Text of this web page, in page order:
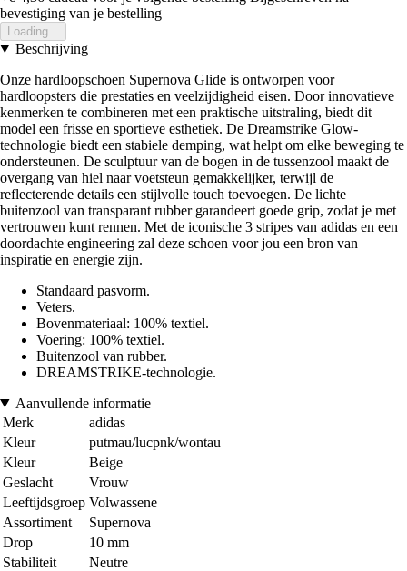
bevestiging van je bestelling
Loading...
Beschrijving
Onze hardloopschoen Supernova Glide is ontworpen voor
hardloopsters die prestaties en veelzijdigheid eisen. Door innovatieve
kenmerken te combineren met een praktische uitstraling, biedt dit
model een frisse en sportieve esthetiek. De Dreamstrike Glow-
technologie biedt een stabiele demping, wat helpt om elke beweging te
ondersteunen. De sculptuur van de bogen in de tussenzool maakt de
overgang van hiel naar voetsteun gemakkelijker, terwijl de
reflecterende details een stijlvolle touch toevoegen. De lichte
buitenzool van transparant rubber garandeert goede grip, zodat je met
vertrouwen kunt rennen. Met de iconische 3 stripes van adidas en een
doordachte engineering zal deze schoen voor jou een bron van
inspiratie en energie zijn.
Standaard pasvorm.
Veters.
Bovenmateriaal: 100% textiel.
Voering: 100% textiel.
Buitenzool van rubber.
DREAMSTRIKE-technologie.
Aanvullende informatie
Merk
adidas
Kleur
putmau/lucpnk/wontau
Kleur
Beige
Geslacht
Vrouw
Leeftijdsgroep Volwassene
Assortiment
Supernova
Drop
10 mm
Stabiliteit
Neutre